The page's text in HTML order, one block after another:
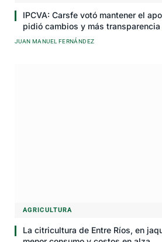
IPCVA: Carsfe votó mantener el
pidió cambios y más transparencia
JUAN MANUEL FERNÁNDEZ
AGRICULTURA
La citricultura de Entre Ríos, en